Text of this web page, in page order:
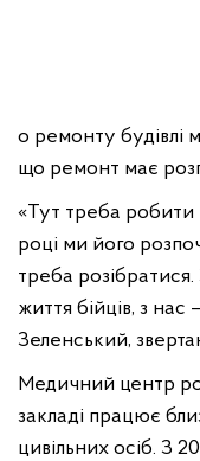
о ремонту будівлі
що ремонт має
«Тут треба робити
році ми його
треба
життя бійців, з
Зеленський,
Медичний центр
закладі працює
цивільних осіб. З